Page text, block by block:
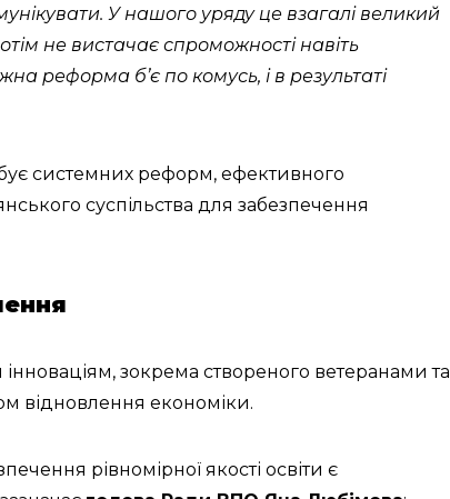
У нашого уряду це взагалі великий
не вистачає спроможності навіть
реформа б’є по комусь, і в результаті
системних реформ, ефективного
суспільства для забезпечення
зокрема створеного ветеранами та
відновлення економіки.
рівномірної якості освіти є